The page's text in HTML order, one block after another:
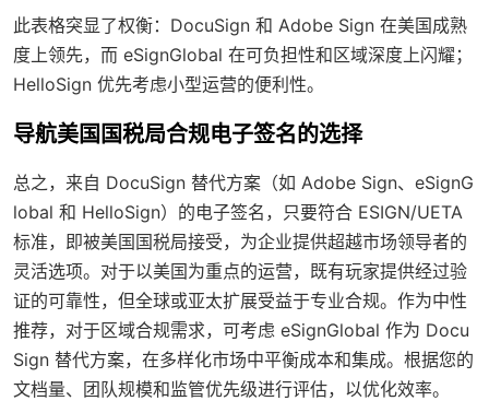
此表格突显了权衡：DocuSign 和 Adobe Sign 在美国成熟
度上领先，而 eSignGlobal 在可负担性和区域深度上闪耀；
HelloSign 优先考虑小型运营的便利性。
导航美国国税局合规电子签名的选择
总之，来自 DocuSign 替代方案（如 Adobe Sign、eSignG
lobal 和 HelloSign）的电子签名，只要符合 ESIGN/UETA
标准，即被美国国税局接受，为企业提供超越市场领导者的
灵活选项。对于以美国为重点的运营，既有玩家提供经过验
证的可靠性，但全球或亚太扩展受益于专业合规。作为中性
推荐，对于区域合规需求，可考虑 eSignGlobal 作为 Docu
Sign 替代方案，在多样化市场中平衡成本和集成。根据您的
文档量、团队规模和监管优先级进行评估，以优化效率。